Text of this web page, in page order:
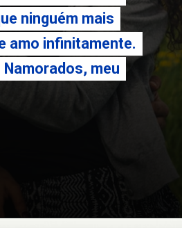
ninguém mais
amo infinitamente.
Namorados, meu
ninguém mais
amo infinitamente.
Namorados, meu